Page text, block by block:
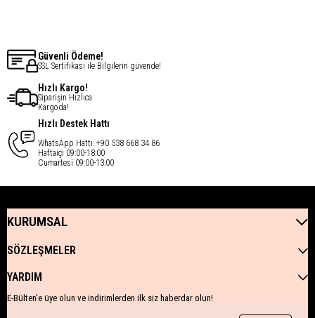
Güvenli Ödeme!
SSL Sertifikası ile Bilgilerin güvende!
Hızlı Kargo!
Siparişin Hızlıca
Kargoda!
Hızlı Destek Hattı
WhatsApp Hattı: +90 538 668 34 86
Haftaiçi 09:00-18:00
Cumartesi 09:00-13:00
KURUMSAL
SÖZLEŞMELER
YARDIM
E-Bülten'e üye olun ve indirimlerden ilk siz haberdar olun!